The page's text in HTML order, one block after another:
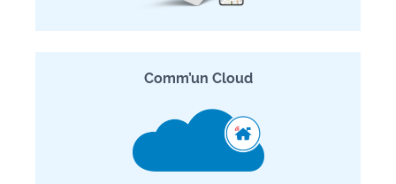
Comm’un Cloud